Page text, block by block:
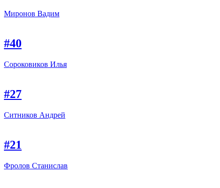
Миронов Вадим
#40
Сороковиков Илья
#27
Ситников Андрей
#21
Фролов Станислав